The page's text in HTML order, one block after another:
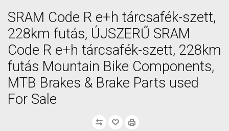
SRAM Code R e+h tárcsafék-szett,
228km futás, ÚJSZERŰ SRAM
Code R e+h tárcsafék-szett, 228km
futás Mountain Bike Components,
MTB Brakes & Brake Parts used
For Sale